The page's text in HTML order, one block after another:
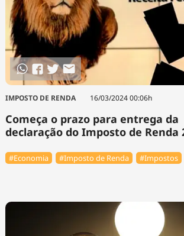
IMPOSTO DE RENDA 16/03/2024 00:06h
Começa o prazo para entrega da
declaração do Imposto de Renda
#Economia #Imposto de Renda #Impostos